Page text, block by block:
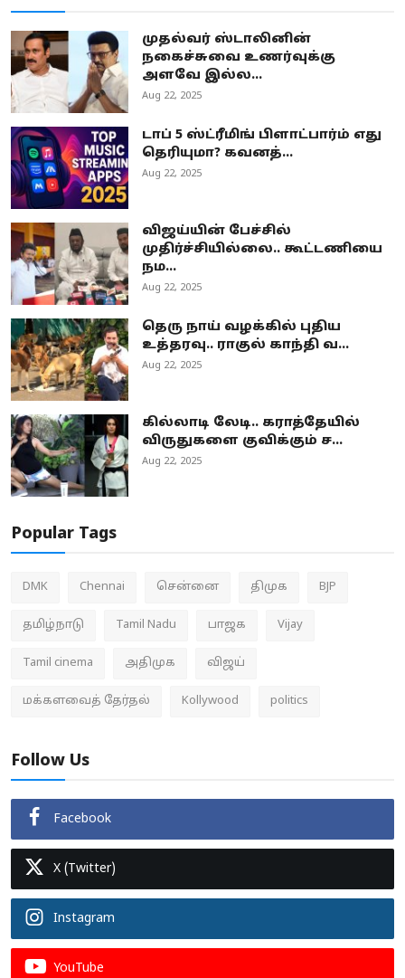
முதல்வர் ஸ்டாலினின்
நகைச்சுவை உணர்வுக்கு
அளவே இல்ல...
Aug 22, 2025
டாப் 5 ஸ்ட்ரீமிங் பிளாட்பார்ம் எது
தெரியுமா? கவனத்...
Aug 22, 2025
விஜய்யின் பேச்சில்
முதிர்ச்சியில்லை.. கூட்டணியை
நம...
Aug 22, 2025
தெரு நாய் வழக்கில் புதிய
உத்தரவு.. ராகுல் காந்தி வ...
Aug 22, 2025
கில்லாடி லேடி.. கராத்தேயில்
விருதுகளை குவிக்கும் ச...
Aug 22, 2025
Popular Tags
DMK Chennai சென்னை திமுக BJP
தமிழ்நாடு Tamil Nadu பாஜக Vijay
Tamil cinema அதிமுக விஜய்
மக்களவைத் தேர்தல் Kollywood politics
Follow Us
Facebook
X (Twitter)
Instagram
YouTube